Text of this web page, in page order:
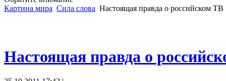
Картина мира Сила слова Настоящая правда о российском ТВ
Настоящая правда о